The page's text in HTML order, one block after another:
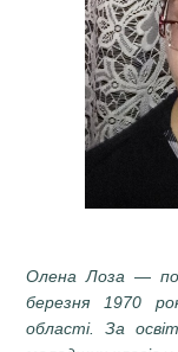
Олена Лоза —
березня 1970
області. За